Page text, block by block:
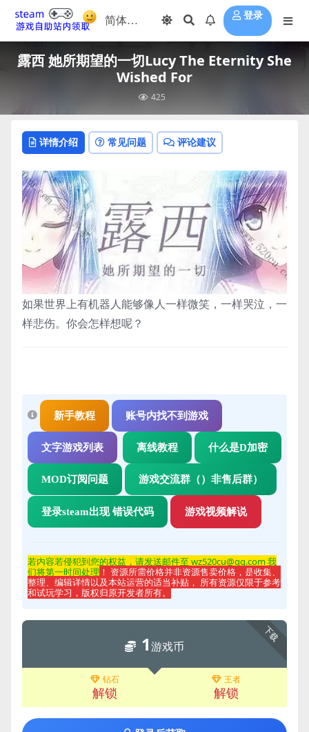
登录
露西 她所期望的一切Lucy The Eternity She
Wished For
425
详情介绍 常见问题 评论建议
如果世界上有机器人能够像人一样微笑，一样哭泣，一
样悲伤。你会怎样想呢？
新手教程 账号内找不到游戏
文字游戏列表 离线教程 什么是D加密
MOD订阅问题 游戏交流群（）非售后群）
登录steam出现 错误代码 游戏视频解说
若内容若侵犯到您的权益，请发送邮件至 wz520cu@qq.com 我
们将第一时间处理 ！ 资源所需价格并非资源售卖价格，是收集、
整理、编辑详情以及本站运营的适当补贴， 所有资源仅限于参考
和试玩学习，版权归原开发者所有。
下载
1游戏币
钻石
解锁
王者
解锁